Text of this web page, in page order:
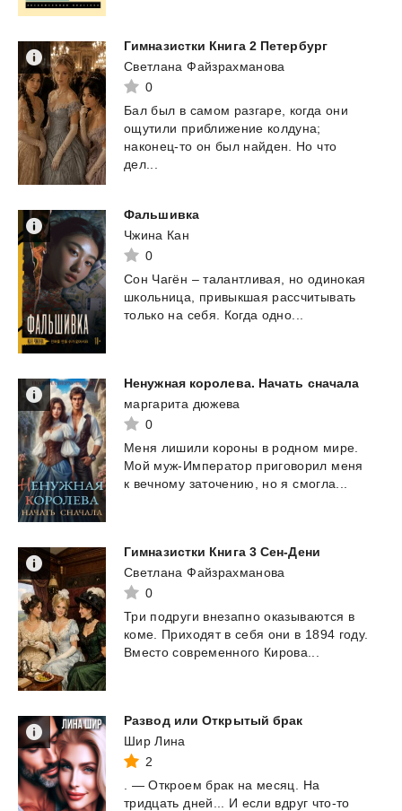
Гимназистки Книга 2 Петербург
Светлана Файзрахманова
0
Бал был в самом разгаре, когда они
ощутили приближение колдуна;
наконец-то он был найден. Но что
дел...
Фальшивка
Чжина Кан
0
Сон Чагён – талантливая, но одинокая
школьница,
привыкшая рассчитывать
только на себя. Когда одно...
Ненужная королева. Начать сначала
маргарита дюжева
0
Меня лишили короны в родном мире.
Мой муж-Император приговорил меня
к вечному заточению, но я смогла...
Гимназистки Книга 3 Сен-Дени
Светлана Файзрахманова
0
Три подруги внезапно оказываются в
коме.
Приходят в себя они в 1894 году.
Вместо современного Кирова...
Развод или Открытый брак
Шир Лина
2
— Откроем брак на месяц.
На
тридцать дней... И если вдруг что-то